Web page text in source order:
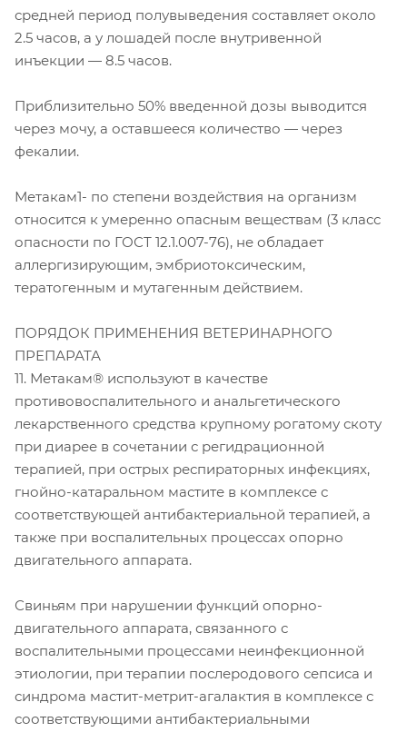
средней период полувыведения составляет около
2.5 часов, а у лошадей после внутривенной
инъекции — 8.5 часов.
Приблизительно 50% введенной дозы выводится
через мочу, а оставшееся количество — через
фекалии.
Метакам1- по степени воздействия на организм
относится к умеренно опасным веществам (3 класс
опасности по ГОСТ 12.1.007-76), не обладает
аллергизирующим, эмбриотоксическим,
тератогенным и мутагенным действием.
ПОРЯДОК ПРИМЕНЕНИЯ ВЕТЕРИНАРНОГО
ПРЕПАРАТА
11. Метакам® используют в качестве
противовоспалительного и анальгетического
лекарственного средства крупному рогатому скоту
при диарее в сочетании с регидрационной
терапией, при острых респираторных инфекциях,
гнойно-катаральном мастите в комплексе с
соответствующей антибактериальной терапией, а
также при воспалительных процессах опорно
двигательного аппарата.
Свиньям при нарушении функций опорно-
двигательного аппарата, связанного с
воспалительными процессами неинфекционной
этиологии, при терапии послеродового сепсиса и
синдрома мастит-метрит-агалактия в комплексе с
соответствующими антибактериальными